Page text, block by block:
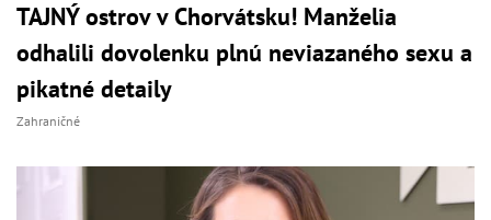
TAJNÝ ostrov v Chorvátsku! Manželia
odhalili dovolenku plnú neviazaného sexu a
pikatné detaily
Zahraničné